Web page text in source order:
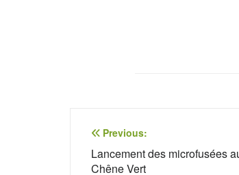
Navigation
de
Previous:
Lancement des microfusées
Chêne Vert